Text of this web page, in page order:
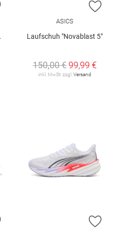
ZUR WUNSCHLISTE HINZUFÜGEN
ZUR
ASICS
Laufschuh "Novablast 5"
150,00 € 99,99 €
inkl. MwSt. zzgl. Versand
ZUR WUNSCHLISTE HINZUFÜGEN
ZUR